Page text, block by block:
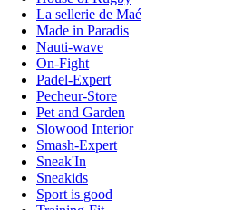
La sellerie de Maé
Made in Paradis
Nauti-wave
On-Fight
Padel-Expert
Pecheur-Store
Pet and Garden
Slowood Interior
Smash-Expert
Sneak'In
Sneakids
Sport is good